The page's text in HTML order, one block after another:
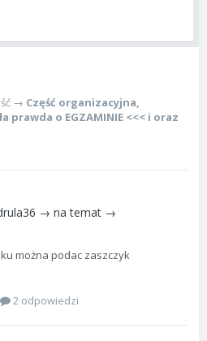
→ Część organizacyjna,
prawda o EGZAMINIE <<< i oraz
→ na temat →
można podac zaszczyk
2 odpowiedzi